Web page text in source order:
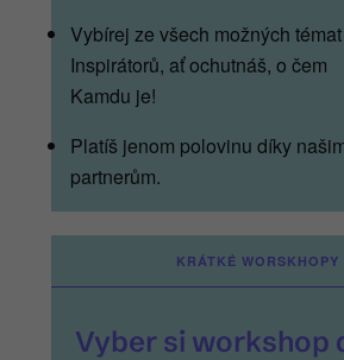
Vybírej ze všech možných
Inspirátorů, ať ochutnáš, o čem
Kamdu je!
Platíš jenom polovinu díky
partnerům.
KRÁTKÉ WORSKHOPY
Vyber si workshop